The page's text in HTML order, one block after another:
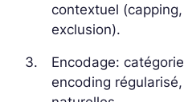
contextuel
exclusion).
Encodage:
encoding